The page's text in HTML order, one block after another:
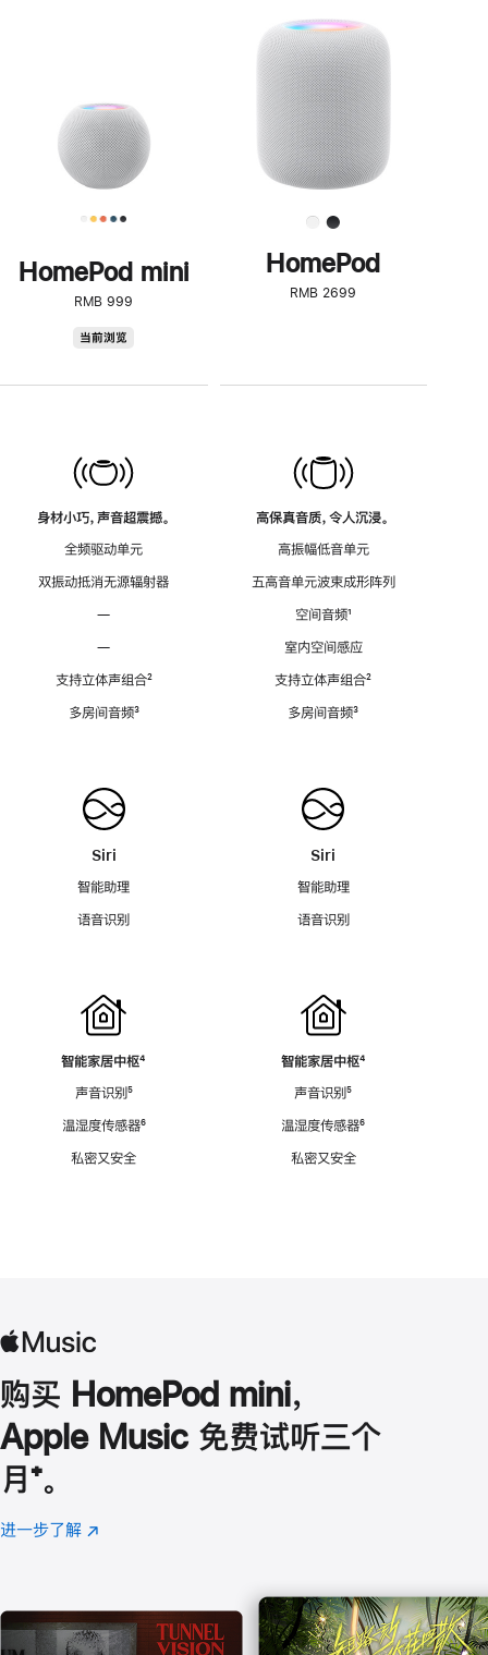
HomePod mini
RMB 999
当前浏览
身材小巧，声音超震撼。
全频驱动单元
双振动抵消无源辐射器
—
—
支持立体声组合脚
²
多房间音频脚
³
Siri
智能助理
语音识别
智能家居中枢脚
⁴
声音识别脚
⁵
温湿度传感器脚
⁶
私密又安全
步
了
解
HomePod<
HomePod
RMB 2699
高保真音质，令人沉浸。
高振幅低音单元
五高音单元波束成形阵列
空间音频脚
¹
室内空间感应
支持立体声组合脚
²
多房间音频脚
³
Siri
智能助理
语音识别
智能家居中枢脚
⁴
声音识别脚
⁵
温湿度传感器脚
⁶
私密又安全
购买 HomePod mini，
Apple Music 免费试听三个
月 脚
注
⁺。
进一步了解 Apple
(在
口
中